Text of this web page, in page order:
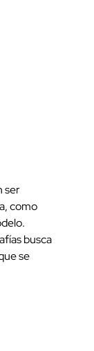
ser
como
busca
se